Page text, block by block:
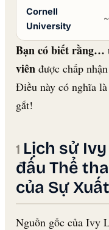
Cornell
University
Bạn có biết rằng…
viên được chấp
Điều này có nghĩa
gắt!
Lịch sử Ivy
đấu Thể
của Sự
Nguồn gốc của Ivy